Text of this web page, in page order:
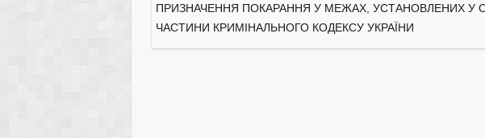
ПРИЗНАЧЕННЯ ПОКАРАННЯ У МЕЖАХ, УСТАНОВЛЕНИХ У
ЧАСТИНИ КРИМІНАЛЬНОГО КОДЕКСУ УКРАЇНИ